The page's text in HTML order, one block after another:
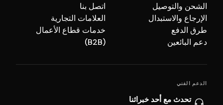
الشحن والتوصيل
الإرجاع والاستبدال
طرق الدفع
دعم البائعين
اتصل بنا
العلامات التجارية
خدمات قطاع الأعمال
(B2B)
الدعم الفني
تحدث مع أحد خبرائنا